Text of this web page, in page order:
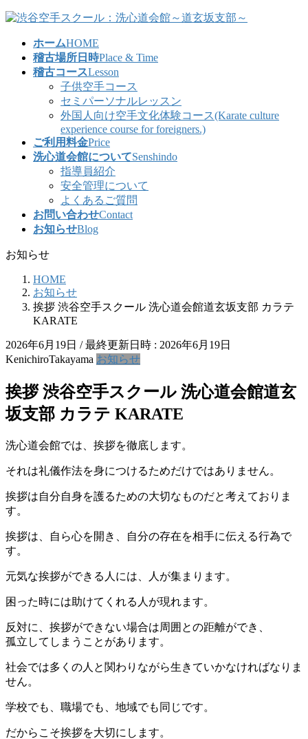
コ
ナ
ホームHOME
稽古場所日時Place & Time
稽古コースLesson
子供空手コース
セミパーソナルレッスン
外国人向け空手文化体験コース(Karate culture
experience course for foreigners.)
ご利用料金Price
洗心道会館についてSenshindo
指導員紹介
安全管理について
よくあるご質問
お問い合わせContact
お知らせBlog
お知らせ
HOME
お知らせ
挨拶 渋谷空手スクール 洗心道会館道玄坂支部 カラテ
KARATE
2026年6月19日 / 最終更新日時 : 2026年6月19日
KenichiroTakayama お知らせ
挨拶 渋谷空手スクール 洗心道会館道玄
坂支部 カラテ KARATE
洗心道会館では、挨拶を徹底します。
それは礼儀作法を身につけるためだけではありません。
挨拶は自分自身を護るための大切なものだと考えておりま
す。
挨拶は、自ら心を開き、自分の存在を相手に伝える行為で
す。
元気な挨拶ができる人には、人が集まります。
困った時には助けてくれる人が現れます。
反対に、挨拶ができない場合は周囲との距離ができ、
孤立してしまうことがあります。
社会では多くの人と関わりながら生きていかなければなりま
せん。
学校でも、職場でも、地域でも同じです。
だからこそ挨拶を大切にします。